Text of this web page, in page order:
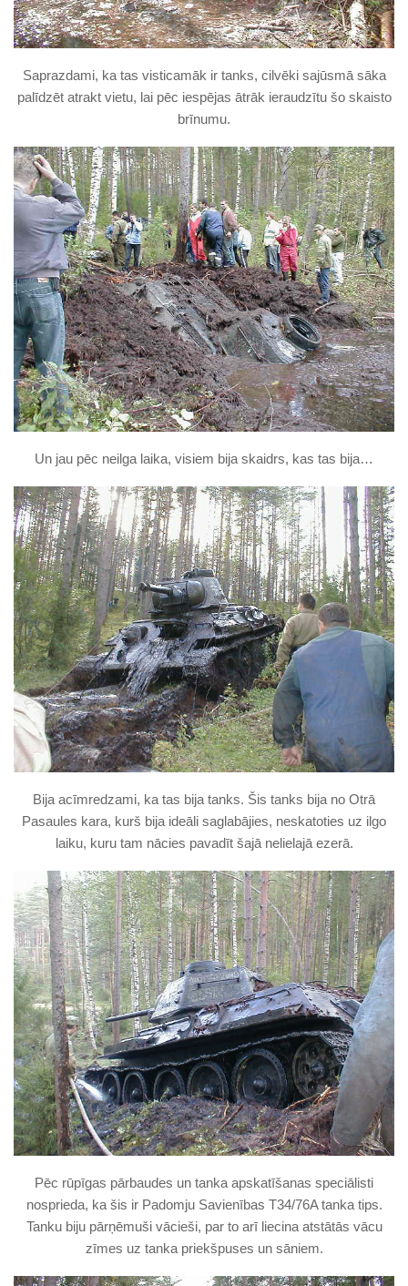
Saprazdami, ka tas visticamāk ir tanks, cilvēki sajūsmā sāka
palīdzēt atrakt vietu, lai pēc iespējas ātrāk ieraudzītu šo skaisto
brīnumu.
Un jau pēc neilga laika, visiem bija skaidrs, kas tas bija…
Bija acīmredzami, ka tas bija tanks. Šis tanks bija no Otrā
Pasaules kara, kurš bija ideāli saglabājies, neskatoties uz ilgo
laiku, kuru tam nācies pavadīt šajā nelielajā ezerā.
Pēc rūpīgas pārbaudes un tanka apskatīšanas speciālisti
nosprieda, ka šis ir Padomju Savienības T34/76A tanka tips.
Tanku biju pārņēmuši vācieši, par to arī liecina atstātās vācu
zīmes uz tanka priekšpuses un sāniem.